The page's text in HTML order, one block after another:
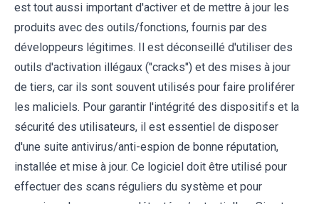
est tout aussi important d'activer et de mettre à jour les
produits avec des outils/fonctions, fournis par des
développeurs légitimes. Il est déconseillé d'utiliser des
outils d'activation illégaux ("cracks") et des mises à jour
de tiers, car ils sont souvent utilisés pour faire proliférer
les maliciels. Pour garantir l'intégrité des dispositifs et la
sécurité des utilisateurs, il est essentiel de disposer
d'une suite antivirus/anti-espion de bonne réputation,
installée et mise à jour. Ce logiciel doit être utilisé pour
effectuer des scans réguliers du système et pour